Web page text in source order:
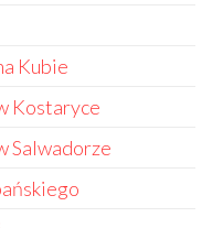
Kubie
Kostaryce
Salwadorze